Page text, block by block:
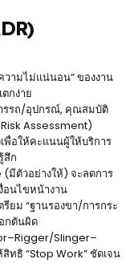
ามไม่แน่นอน” ของงาน
กง่าย
รรถ/อุปกรณ์, คุณสมบัติ
Assessment)
พื่อให้คะแนนผู้ให้บริการ
สึก
มีตัวอย่างให้) จะลดการ
อนไขหน้างาน
ยม “ฐานรองขา/การกระ
กตันผิด
Slinger–
ทธิ “Stop Work” ชัดเจน